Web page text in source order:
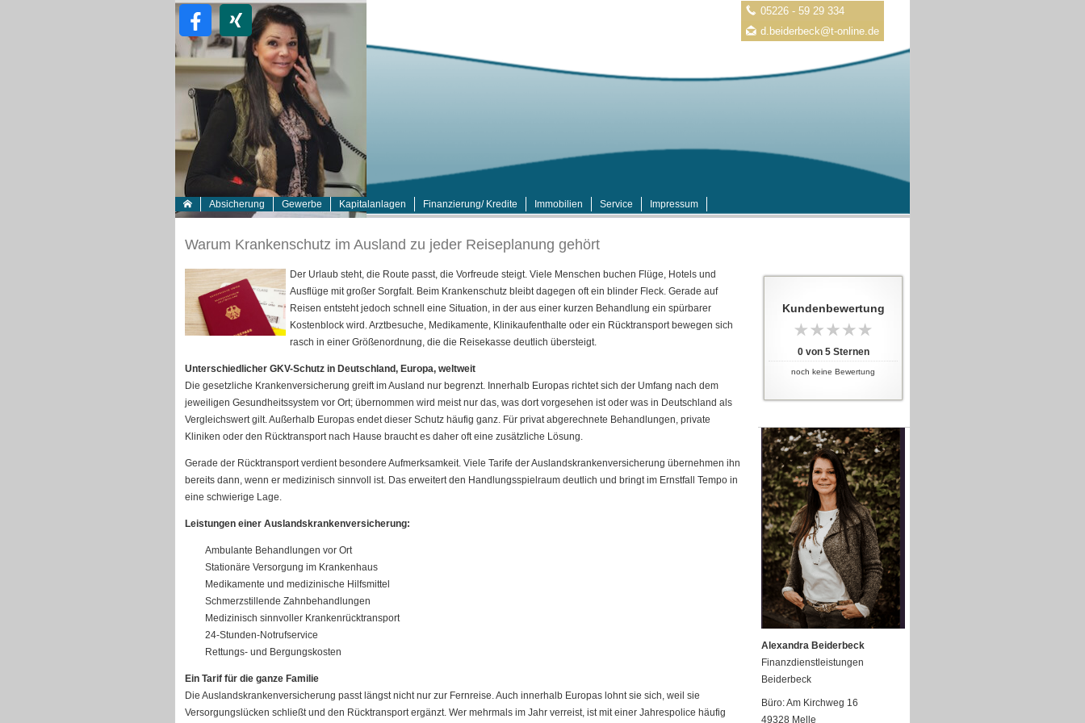
05226 - 59 29 334
d.beiderbeck@t-online.de
Absicherung Gewerbe Kapitalanlagen Finanzierung/ Kredite Immobilien Service Impressum
Kundenbewertung
0von 5Sternen
noch keine Bewertung
Alexandra Beiderbeck
Finanzdienstleistungen
Beiderbeck
Büro: Am Kirchweg 16
49328 Melle
Warum Krankenschutz im Ausland zu jeder Reiseplanung gehört
Der Urlaub steht, die Route passt, die Vorfreude steigt. Viele Menschen buchen Flüge, Hotels und
Ausflüge mit großer Sorgfalt. Beim Krankenschutz bleibt dagegen oft ein blinder Fleck. Gerade auf
Reisen entsteht jedoch schnell eine Situation, in der aus einer kurzen Behandlung ein spürbarer
Kostenblock wird. Arztbesuche, Medikamente, Klinikaufenthalte oder ein Rücktransport bewegen sich
rasch in einer Größenordnung, die die Reisekasse deutlich übersteigt.
Unterschiedlicher GKV-Schutz in Deutschland, Europa, weltweit
Die gesetzliche Kranken­ver­si­che­rung greift im Ausland nur begrenzt. Innerhalb Europas richtet sich der Umfang nach dem
jeweiligen Gesundheitssystem vor Ort; übernommen wird meist nur das, was dort vorgesehen ist oder was in Deutschland als
Vergleichswert gilt. Außerhalb Europas endet dieser Schutz häufig ganz. Für privat abgerechnete Behandlungen, private
Kliniken oder den Rücktransport nach Hause braucht es daher oft eine zusätzliche Lösung.
Gerade der Rücktransport verdient besondere Aufmerksamkeit. Viele Tarife der Auslandskrankenversicherung übernehmen ihn
bereits dann, wenn er medizinisch sinnvoll ist. Das erweitert den Handlungsspielraum deutlich und bringt im Ernstfall Tempo in
eine schwierige Lage.
Leistungen einer Auslandskranken­versicherung:
Ambulante Behandlungen vor Ort
Stationäre Versorgung im Krankenhaus
Medikamente und medizinische Hilfsmittel
Schmerzstillende Zahnbehandlungen
Medizinisch sinnvoller Krankenrücktransport
24-Stunden-Notrufservice
Rettungs- und Bergungskosten
Ein Tarif für die ganze Familie
Die Auslandskrankenversicherung passt längst nicht nur zur Fernreise. Auch innerhalb Europas lohnt sie sich, weil sie
Versorgungslücken schließt und den Rücktransport ergänzt. Wer mehrmals im Jahr verreist, ist mit einer Jahrespolice häufig